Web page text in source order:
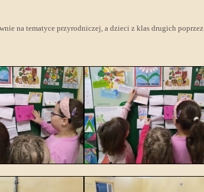
na tematyce przyrodniczej, a dzieci z klas drugich poprzez